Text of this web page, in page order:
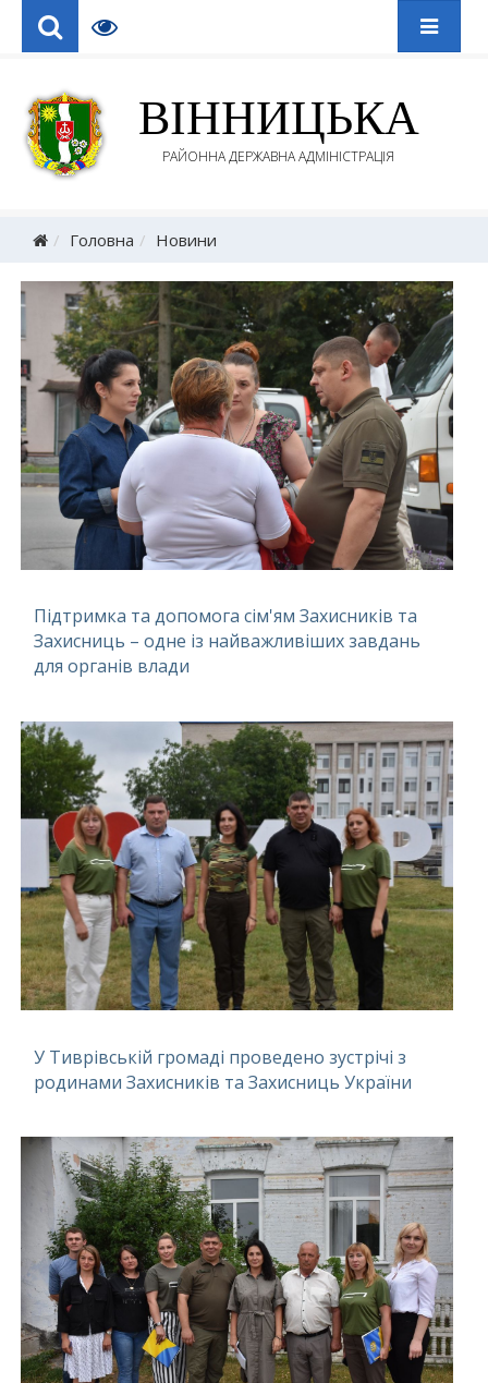
ВІННИЦЬКА
РАЙОННА ДЕРЖАВНА АДМІНІСТРАЦІЯ
Головна Новини
Підтримка та допомога сім'ям Захисників та
Захисниць – одне із найважливіших завдань
для органів влади
У Тиврівській громаді проведено зустрічі з
родинами Захисників та Захисниць України